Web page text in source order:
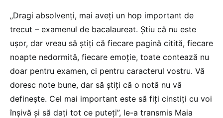
„Dragi absolvenți, mai aveți un hop important de
trecut – examenul de bacalaureat. Știu că nu este
ușor, dar vreau să știți că fiecare pagină citită, fiecare
noapte nedormită, fiecare emoție, toate contează nu
doar pentru examen, ci pentru caracterul vostru. Vă
doresc note bune, dar să știți că o notă nu vă
definește. Cel mai important este să fiți cinstiți cu voi
înșivă și să dați tot ce puteți”, le-a transmis Maia